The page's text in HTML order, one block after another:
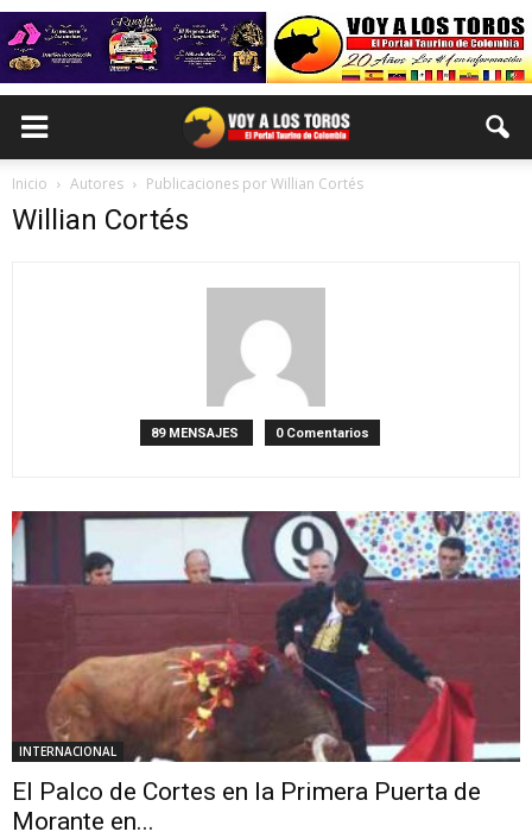
Inicio Autores Publicaciones por Willian Cortés
Willian Cortés
89 MENSAJES 0 Comentarios
INTERNACIONAL
El Palco de Cortes en la Primera Puerta de
Morante en...